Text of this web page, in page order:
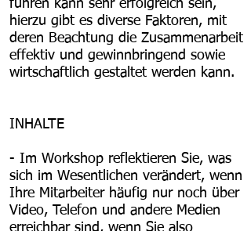
führen kann sehr erfolgreich sein,
hierzu gibt es diverse Faktoren, mit
deren Beachtung die Zusammenarbeit
effektiv und gewinnbringend sowie
wirtschaftlich gestaltet werden kann.
INHALTE
- Im Workshop reflektieren Sie, was
sich im Wesentlichen verändert, wenn
Ihre Mitarbeiter häufig nur noch über
Video, Telefon und andere Medien
erreichbar sind, wenn Sie also